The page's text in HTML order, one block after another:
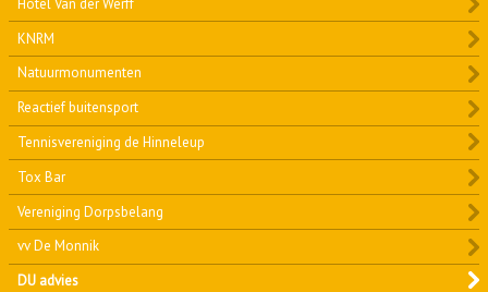
KNRM
Natuurmonumenten
Reactief buitensport
Tennisvereniging de Hinneleup
Tox Bar
Vereniging Dorpsbelang
vv De Monnik
DU advies